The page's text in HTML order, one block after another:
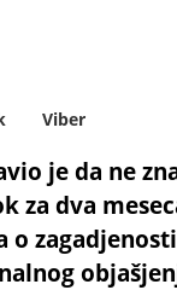
Viber
je da ne
za dva